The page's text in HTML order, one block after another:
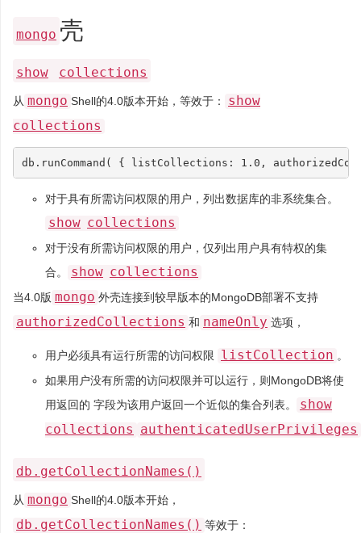
mongo 壳
show collections
从 mongo Shell的4.0版本开始，等效于：
show
collections
db . runCommand ( { listCollections : 1.0 ,
对于具有所需访问权限的用户，列出数据库的非系统集合。
show collections
对于没有所需访问权限的用户，仅列出用户具有特权的集
合。
show collections
当4.0版 mongo 外壳连接到较早版本的MongoDB部署不支持
authorizedCollections 和 nameOnly 选项，
用户必须具有运行所需的访问权限 listCollection 。
如果用户没有所需的访问权限并可以运行，则MongoDB将使
用返回的 字段为该用户返回一个近似的集合列表。
show
collections authenticatedUserPrivileges
db.getCollectionNames()
从 mongo Shell的4.0版本开始，
db.getCollectionNames() 等效于：